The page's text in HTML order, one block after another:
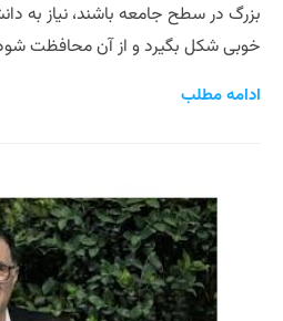
بزرگ در سطح جامعه باشند، نیاز به
خوبی شکل بگیرد و از آن محافظت
ادامه مطلب